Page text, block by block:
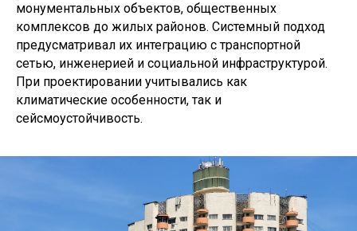
монументальных объектов, общественных
комплексов до жилых районов. Системный подход
предусматривал их интеграцию с транспортной
сетью, инженерией и социальной инфраструктурой.
При проектировании учитывались как
климатические особенности, так и
сейсмоустойчивость.